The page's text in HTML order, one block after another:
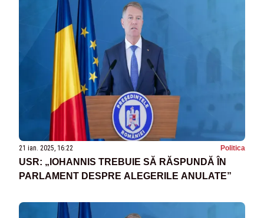
21 ian. 2025, 16:22 Politica
USR: „IOHANNIS TREBUIE SĂ RĂSPUNDĂ ÎN
PARLAMENT DESPRE ALEGERILE ANULATE”